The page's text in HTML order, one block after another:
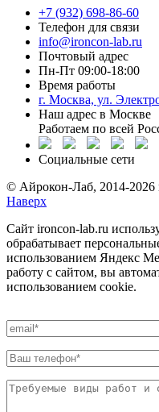
+7 (932) 698-86-60
Телефон для связи
info@ironcon-lab.ru
Почтовый адрес
Пн-Пт 09:00-18:00
Время работы
г. Москва, ул.
Наш адрес в Москве
Работаем по всей
Социальные сети
©️ Айрокон-Лаб, 2014-2026
Наверх
Сайт ironcon-lab.ru
обрабатывает
использованием Яндекс
работу с сайтом, вы
использованием cookie.